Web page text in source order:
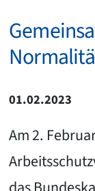
01.02.2023
Am 2.